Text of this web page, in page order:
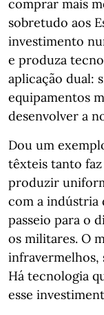
comprar mais
sobretudo aos
investimento
e produza
aplicação dual:
equipamentos
desenvolver a
Dou um
têxteis tanto
produzir
com a indústria
passeio para o
os militares. O
infravermelhos,
Há tecnologia
esse